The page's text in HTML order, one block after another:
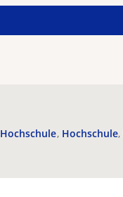
Hochschule Hochschule